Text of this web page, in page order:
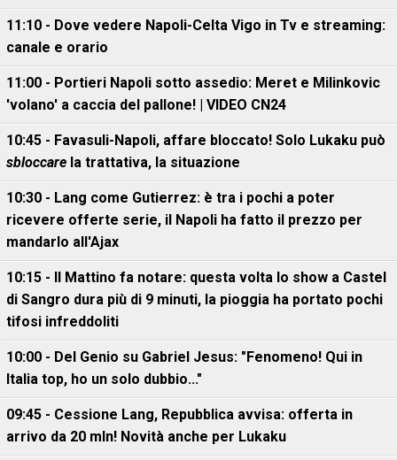
11:10 - Dove vedere Napoli-Celta Vigo in Tv e streaming:
canale e orario
11:00 - Portieri Napoli sotto assedio: Meret e Milinkovic
'volano' a caccia del pallone! | VIDEO CN24
10:45 - Favasuli-Napoli, affare bloccato! Solo Lukaku può
sbloccare la trattativa, la situazione
10:30 - Lang come Gutierrez: è tra i pochi a poter
ricevere offerte serie, il Napoli ha fatto il prezzo per
mandarlo all'Ajax
10:15 - Il Mattino fa notare: questa volta lo show a Castel
di Sangro dura più di 9 minuti, la pioggia ha portato pochi
tifosi infreddoliti
10:00 - Del Genio su Gabriel Jesus: "Fenomeno! Qui in
Italia top, ho un solo dubbio..."
09:45 - Cessione Lang, Repubblica avvisa: offerta in
arrivo da 20 mln! Novità anche per Lukaku